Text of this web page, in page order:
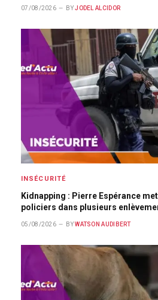
07/08/2026 BY JODEL ALCIDOR
INSÉCURITÉ
Kidnapping : Pierre Espérance
policiers dans plusieurs
05/08/2026 BY WATSON AUDIBERT